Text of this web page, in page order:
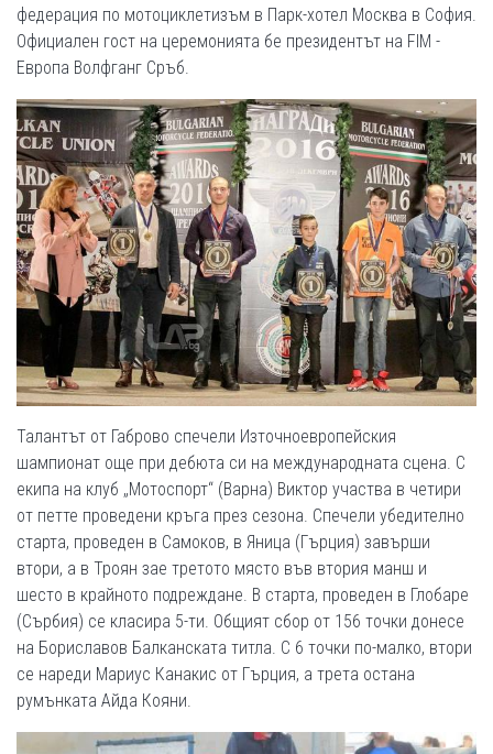
федерация по мотоциклетизъм в Парк-хотел Москва в София.
Официален гост на церемонията бе президентът на FIM -
Европа Волфганг Сръб.
Талантът от Габрово спечели Източноевропейския
шампионат още при дебюта си на международната сцена. С
екипа на клуб „Мотоспорт“ (Варна) Виктор участва в четири
от петте проведени кръга през сезона. Спечели убедително
старта, проведен в Самоков, в Яница (Гърция) завърши
втори, а в Троян зае третото място във втория манш и
шесто в крайното подреждане. В старта, проведен в Глобаре
(Сърбия) се класира 5-ти. Общият сбор от 156 точки донесе
на Бориславов Балканската титла. С 6 точки по-малко, втори
се нареди Мариус Канакис от Гърция, а трета остана
румънката Айда Кояни.